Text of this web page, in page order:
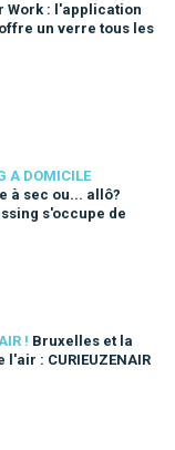
Work : l'application
un verre tous les
un verre tous les
A DOMICILE
à sec ou... allô?
s'occupe de
s'occupe de tout!
! Bruxelles et la
l'air : CURIEUZENAIR